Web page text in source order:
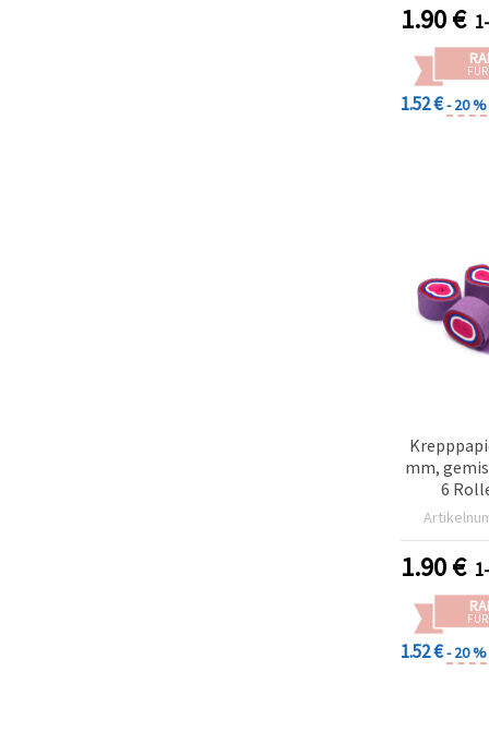
1.90€
1.52 €- 20 %
mm,
6
1.90€
1.52 €- 20 %